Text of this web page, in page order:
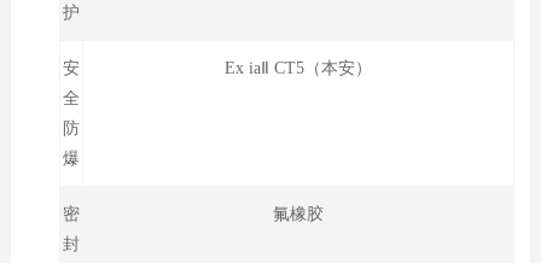
护
安
全
防
爆
Ex iaⅡ CT5（本安）
密
封
氟橡胶